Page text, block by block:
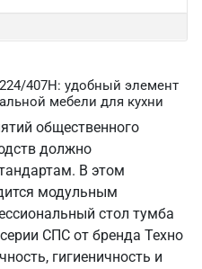
407Н: удобный элемент
мебели для кухни
общественного
должно
В этом
модульным
стол тумба
СПС от бренда Техно
гигиеничность и